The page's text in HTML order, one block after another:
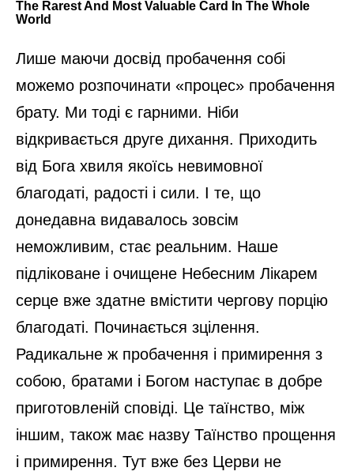
Лише маючи досвід пробачення собі
можемо розпочинати «процес» пробачення
брату. Ми тоді є гарними. Ніби
відкривається друге дихання. Приходить
від Бога хвиля якоїсь невимовної
благодаті, радості і сили. І те, що
донедавна видавалось зовсім
неможливим, стає реальним. Наше
підліковане і очищене Небесним Лікарем
серце вже здатне вмістити чергову порцію
благодаті. Починається зцілення.
Радикальне ж пробачення і примирення з
собою, братами і Богом наступає в добре
приготовленій сповіді. Це таїнство, між
іншим, також має назву Таїнство прощення
і примирення. Тут вже без Церви не